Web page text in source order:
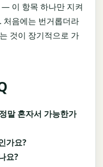
— 이 항목 하나만 지켜
처음에는 번거롭더라
것이 장기적으로 가
말 혼자서 가능한가
가요?
요?